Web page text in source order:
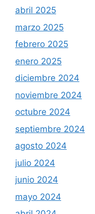
abril 2025
marzo 2025
febrero 2025
enero 2025
diciembre 2024
noviembre 2024
octubre 2024
septiembre 2024
agosto 2024
julio 2024
junio 2024
mayo 2024